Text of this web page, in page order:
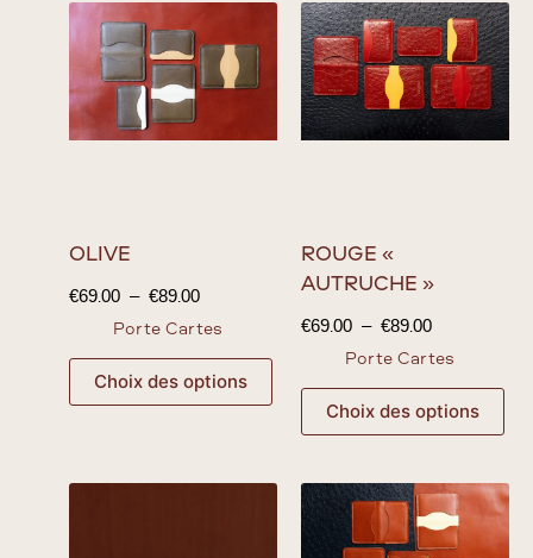
OLIVE
€69.00 – €89.00
Porte Cartes
Choix des options
ROUGE «
AUTRUCHE »
€69.00 – €89.00
Porte Cartes
Choix des options